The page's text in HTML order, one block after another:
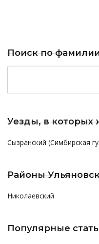
Поиск по
Уезды, в которых
Сызранский (Симбирская
Районы
Николаевский
Популярные